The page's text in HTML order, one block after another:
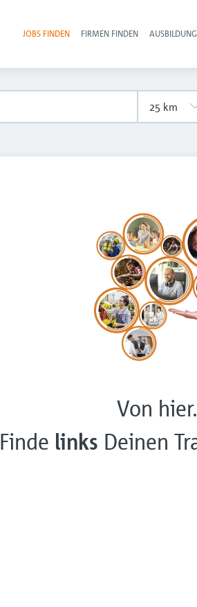
JOBS FINDEN FIRMEN FINDEN AUSBILDUNG
Von
Finde links Deinen